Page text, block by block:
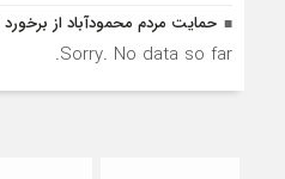
حمایت مردم محمودآباد از برخورد
Sorry. No data so far.